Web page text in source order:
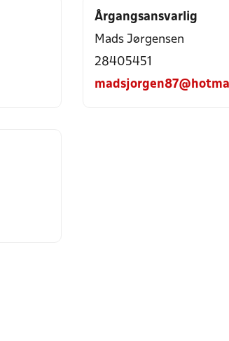
Årgangsansvarlig
Mads Jørgensen
28405451